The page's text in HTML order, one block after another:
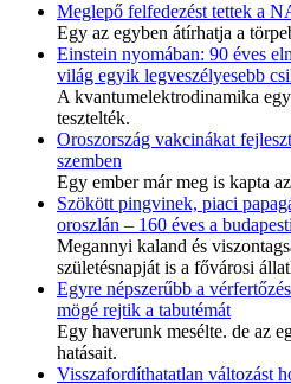
Meglepő felfedezést tettek a
Egy az egyben átírhatja a
Einstein nyomában: 90 éves
világ egyik legveszélyesebb
A kvantumelektrodinamika
tesztelték.
Oroszország vakcinákat
szemben
Egy ember már meg is kapta
Szökött pingvinek, piaci
oroszlán – 160 éves a
Megannyi kaland és
születésnapját is a fővárosi
Egyre népszerűbb a
mögé rejtik a tabutémát
Egy haverunk mesélte. de az
hatásait.
Visszafordíthatatlan változást